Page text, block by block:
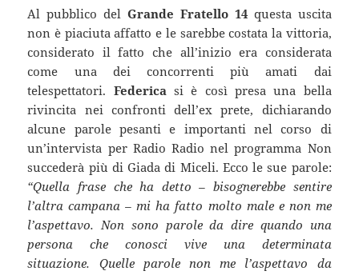
Al pubblico delGrande Fratello 14questa uscita
non è piaciuta affatto e le sarebbe costata la vittoria,
considerato il fatto che all’inizio era considerata
come una dei concorrenti più amati dai
telespettatori. Federicasi è così presa una bella
rivincita nei confronti dell’ex prete, dichiarando
alcune parole pesanti e importanti nel corso di
un’intervista per Radio Radio nel programma Non
succederà più di Giada di Miceli. Ecco le sue parole:
“Quella frase che ha detto – bisognerebbe sentire
l’altra campana – mi ha fatto molto male e non me
l’aspettavo. Non sono parole da dire quando una
persona che conosci vive una determinata
situazione. Quelle parole non me l’aspettavo da